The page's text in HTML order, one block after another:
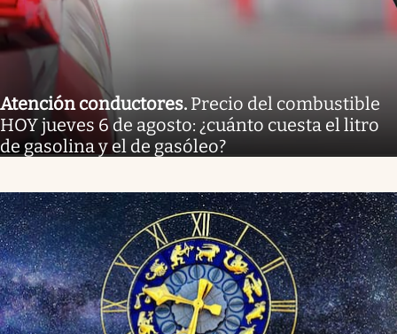
Atención conductores. Precio del combustible
HOY jueves 6 de agosto: ¿cuánto cuesta el litro
de gasolina y el de gasóleo?